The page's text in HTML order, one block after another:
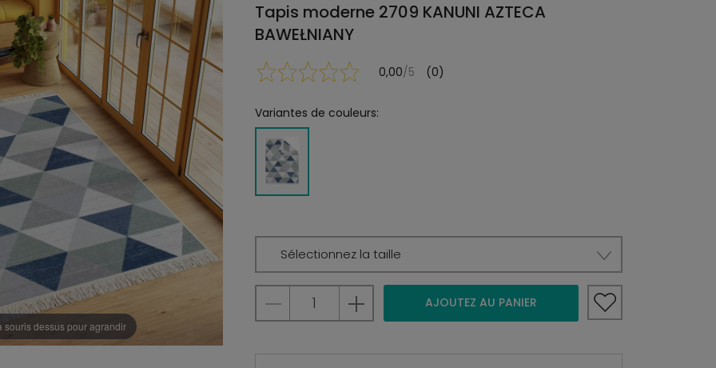
souris dessus pour agrandir
Tapis moderne 2709 KANUNI AZTECA
BAWEŁNIANY
0,00/5 (0)
Variantes de couleurs:
Sélectionnez la taille
AJOUTEZ AU PANIER